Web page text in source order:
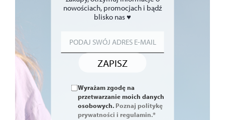
nowościach, promocjach i bądź
blisko nas ♥
ZAPISZ
Wyrażam zgodę na
przetwarzanie moich danych
osobowych. Poznaj politykę
prywatności i regulamin.*